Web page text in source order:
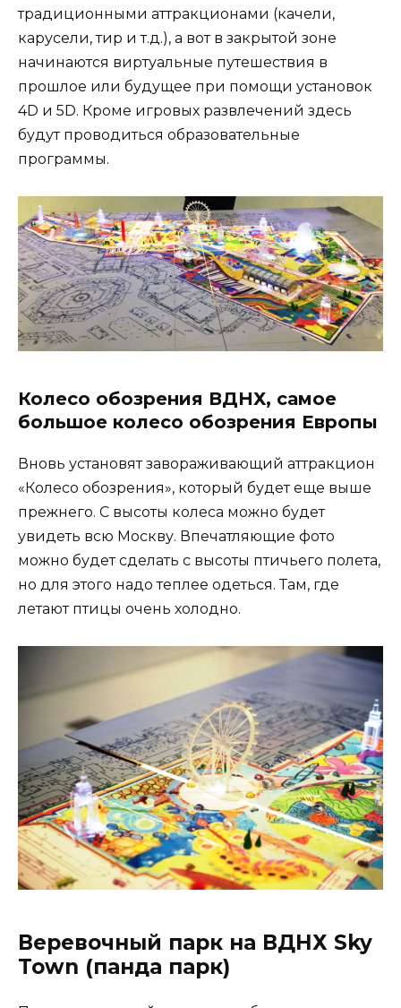
традиционными аттракционами (качели,
карусели, тир и т.д.), а вот в закрытой зоне
начинаются виртуальные путешествия в
прошлое или будущее при помощи установок
4D и 5D. Кроме игровых развлечений здесь
будут проводиться образовательные
программы.
Колесо обозрения ВДНХ, самое
большое колесо обозрения Европы
Вновь установят завораживающий аттракцион
«Колесо обозрения», который будет еще выше
прежнего. С высоты колеса можно будет
увидеть всю Москву. Впечатляющие фото
можно будет сделать с высоты птичьего полета,
но для этого надо теплее одеться. Там, где
летают птицы очень холодно.
Веревочный парк на ВДНХ Sky
Town (панда парк)